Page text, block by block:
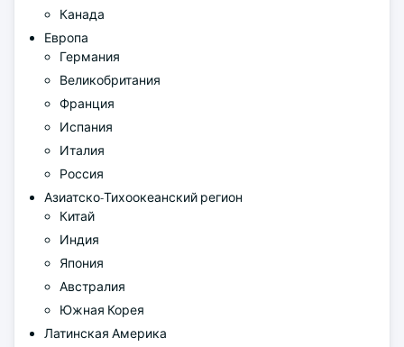
Канада
Европа
Германия
Великобритания
Франция
Испания
Италия
Россия
Азиатско-Тихоокеанский регион
Китай
Индия
Япония
Австралия
Южная Корея
Латинская Америка